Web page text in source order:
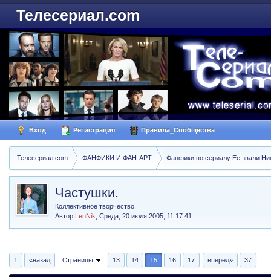
Телесериал.com
Вход Регистрация Правила_Сообщества
Телесериал.com ФАНФИКИ И ФАН-АРТ Фанфики по сериалу Ее звали
Частушки.
Коллективное творчество.
Автор LenNik ,Среда, 20 июля 2005, 11:17:41
1 «назад Страницы 13 14 15 16 17 вперед» 37